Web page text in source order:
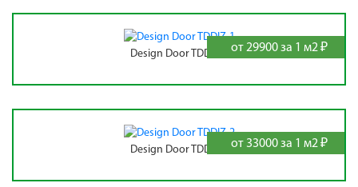
от 29900 за 1 м2 ₽
Design Door TDDIZ-1
от 33000 за 1 м2 ₽
Design Door TDDIZ-2